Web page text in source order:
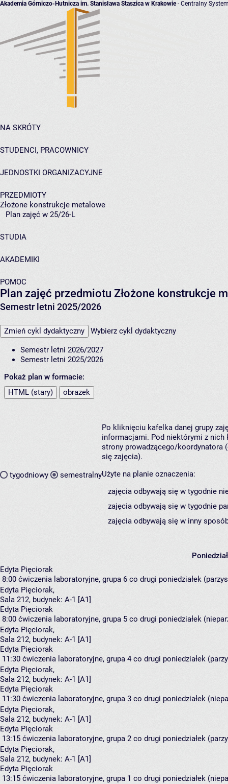
Akademia Górniczo-Hutnicza im. Stanisława Staszica w Krakowie- Centralny
NA SKRÓTY
STUDENCI, PRACOWNICY
JEDNOSTKI ORGANIZACYJNE
PRZEDMIOTY
Złożone konstrukcje metalowe
Plan zajęć w 25/26-L
STUDIA
AKADEMIKI
POMOC
Plan zajęć przedmiotu Złożone konstrukcje
Semestr letni 2025/2026
Zmień cykl dydaktyczny Wybierz cykl dydaktyczny
Semestr letni 2026/2027
Semestr letni 2025/2026
Pokaż plan w formacie:
HTML (stary)
obrazek
tygodniowy semestralny
Po kliknięciu kafelka danej grupy
informacjami. Pod niektórymi z nich
strony prowadzącego/koordynatora
się zajęcia).
Użyte na planie oznaczenia:
zajęcia odbywają się w tygodnie
zajęcia odbywają się w tygodnie
zajęcia odbywają się w inny
Edyta Pięciorak
8:00 ćwiczenia laboratoryjne, grupa 6 co drugi poniedziałek
Edyta Pięciorak,
Sala 212, budynek: A-1 [A1]
Edyta Pięciorak
8:00 ćwiczenia laboratoryjne, grupa 5 co drugi poniedziałek
Edyta Pięciorak,
Sala 212, budynek: A-1 [A1]
Edyta Pięciorak
11:30 ćwiczenia laboratoryjne, grupa 4 co drugi poniedziałek
Edyta Pięciorak,
Sala 212, budynek: A-1 [A1]
Edyta Pięciorak
11:30 ćwiczenia laboratoryjne, grupa 3 co drugi poniedziałek
Edyta Pięciorak,
Sala 212, budynek: A-1 [A1]
Edyta Pięciorak
13:15 ćwiczenia laboratoryjne, grupa 2 co drugi poniedziałek
Edyta Pięciorak,
Sala 212, budynek: A-1 [A1]
Edyta Pięciorak
13:15 ćwiczenia laboratoryjne, grupa 1 co drugi poniedziałek